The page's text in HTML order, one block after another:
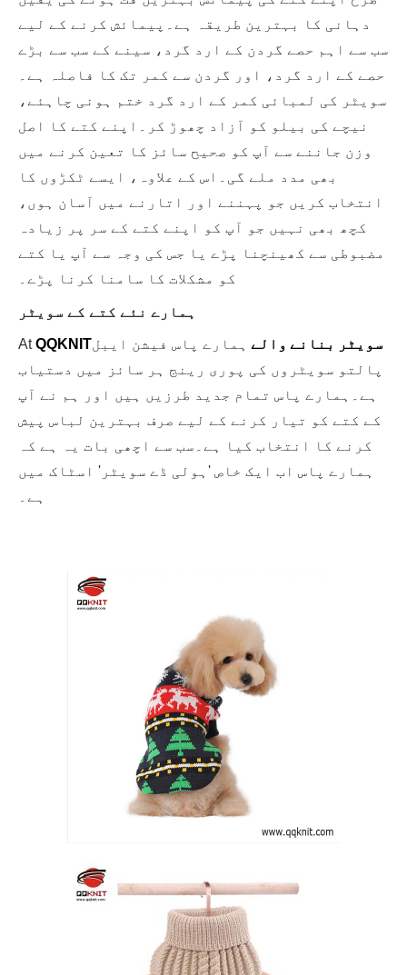
دہانی کا بہترین طریقہ ہے۔پیمائش کرنے کے لیے
سب سے اہم حصے گردن کے ارد گرد، سینے کے سب سے بڑے
حصے کے ارد گرد، اور گردن سے کمر تک کا فاصلہ ہے۔
سویٹر کی لمبائی کمر کے ارد گرد ختم ہونی چاہئے،
نیچے کی بیلو کو آزاد چھوڑ کر۔اپنے کتے کا اصل
وزن جاننے سے آپ کو صحیح سائز کا تعین کرنے میں
بھی مدد ملے گی۔اس کے علاوہ، ایسے ٹکڑوں کا
انتخاب کریں جو پہننے اور اتارنے میں آسان ہوں،
کچھ بھی نہیں جو آپ کو اپنے کتے کے سر پر زیادہ
مضبوطی سے کھینچنا پڑے یا جس کی وجہ سے آپ یا کتے
کو مشکلات کا سامنا کرنا پڑے۔
ہمارے نئے کتے کے سویٹر
AtQQKNIT سویٹر بنانے والے ہمارے پاس فیشن ایبل
پالتو سویٹروں کی پوری رینج ہر سائز میں دستیاب
ہے۔ہمارے پاس تمام جدید طرزیں ہیں اور ہم نے آپ
کے کتے کو تیار کرنے کے لیے صرف بہترین لباس پیش
کرنے کا انتخاب کیا ہے۔سب سے اچھی بات یہ ہے کہ
ہمارے پاس اب ایک خاص 'ہولی ڈے سویٹر' اسٹاک میں
ہے۔